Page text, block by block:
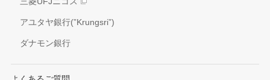
IRお問い合わせ窓口
アユタヤ銀行(”Krungsri”)
ダナモン銀行